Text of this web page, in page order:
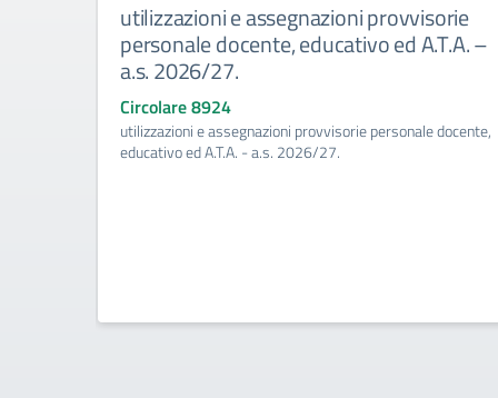
utilizzazioni e assegnazioni provvisorie
personale docente, educativo ed A.T.A. –
a.s. 2026/27.
Circolare 8924
utilizzazioni e assegnazioni provvisorie personale docente,
educativo ed A.T.A. - a.s. 2026/27.